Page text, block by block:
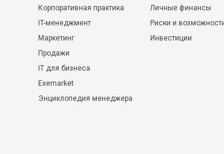
Корпоративная практика
IT-менеджмент
Маркетинг
Продажи
IT для бизнеса
Exemarket
Энциклопедия менеджера
Личные финансы
Риски и
Инвестиции